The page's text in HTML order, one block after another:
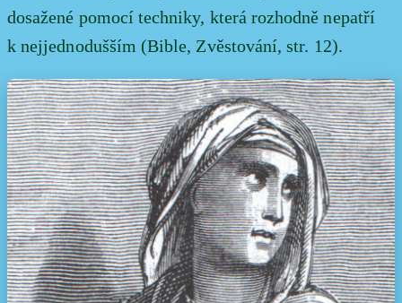
dosažené pomocí techniky, která rozhodně nepatří
k nejjednodušším (Bible, Zvěstování, str. 12).